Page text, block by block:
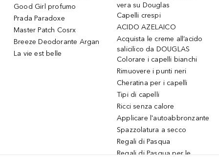
Good Girl profumo
Prada Paradoxe
Master Patch Cosrx
Breeze Deodorante Argan
La vie est belle
vera su Douglas
Capelli crespi
ACIDO AZELAICO
Acquista le creme all’acido
salicilico da DOUGLAS
Colorare i capelli bianchi
Rimuovere i punti neri
Cheratina per i capelli
Tipi di capelli
Ricci senza calore
Applicare l'autoabbronzante
Spazzolatura a secco
Regali di Pasqua
Regali di Pasqua per le